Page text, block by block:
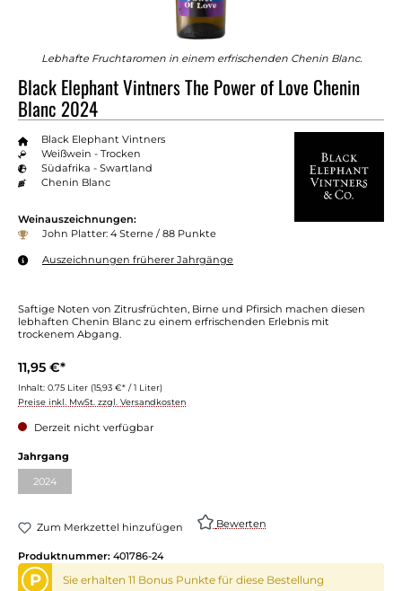
Lebhafte Fruchtaromen in einem erfrischenden Chenin Blanc.
Black Elephant Vintners The Power of Love Chenin
Blanc 2024
Black Elephant Vintners
Weißwein - Trocken
Südafrika - Swartland
Chenin Blanc
Weinauszeichnungen:
John Platter: 4 Sterne / 88 Punkte
Auszeichnungen früherer Jahrgänge
Saftige Noten von Zitrusfrüchten, Birne und Pfirsich machen diesen
lebhaften Chenin Blanc zu einem erfrischenden Erlebnis mit
trockenem Abgang.
11,95 €*
Inhalt: 0.75 Liter (15,93 €* / 1 Liter)
Preise inkl. MwSt. zzgl. Versandkosten
Derzeit nicht verfügbar
Jahrgang
2024(Diese Option ist zurzeit nicht verfügbar.)
Zum Merkzettel hinzufügen Bewerten
Produktnummer: 401786-24
P Sie erhalten 11 Bonus Punkte für diese Bestellung